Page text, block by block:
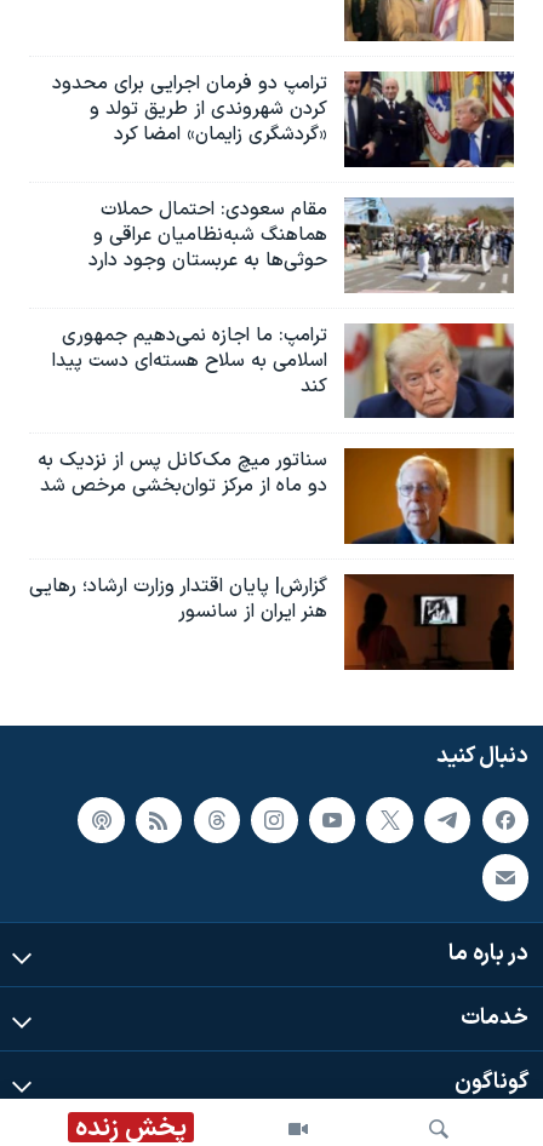
پخش زنده
ترامپ دو فرمان اجرایی برای محدود
کردن شهروندی از طریق تولد و
«گردشگری زایمان» امضا کرد
مقام سعودی: احتمال حملات
هماهنگ شبه‌نظامیان عراقی و
حوثی‌ها به عربستان وجود دارد
ترامپ: ما اجازه نمی‌دهیم جمهوری
اسلامی به سلاح هسته‌ای دست پیدا
کند
سناتور میچ مک‌کانل پس از نزدیک به
دو ماه از مرکز توان‌بخشی مرخص شد
گزارش| پایان اقتدار وزارت ارشاد؛ رهایی
هنر ایران از سانسور
دنبال کنید
در باره ما
خدمات
گوناگون